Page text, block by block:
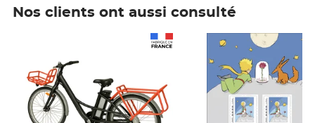
Nos clients ont aussi consulté
Prix 7,50€